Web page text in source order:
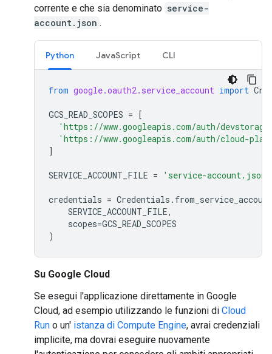
corrente e che sia denominato service-
account.json .
Python JavaScript CLI
from google.oauth2.service_account import
GCS_READ_SCOPES = [
'https://www.googleapis.com/auth/
'https://www.googleapis.com/auth/cloud-
]
SERVICE_ACCOUNT_FILE = 'service-account.json'
credentials = Credentials .
SERVICE_ACCOUNT_FILE,
scopes=GCS_READ_SCOPES
)
Su Google Cloud
Se esegui l'applicazione direttamente in Google
Cloud, ad esempio utilizzando le funzioni di Cloud
Run o un' istanza di Compute Engine, avrai credenziali
implicite, ma dovrai eseguire nuovamente